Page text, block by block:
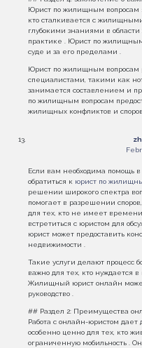
Юрист по жилищным вопросам
кто сталкивается с
глубокими знаниями в
практике . Юрист по жилищным
суде и за его пределами .
Юрист по жилищным вопросам
специалистами, такими как
занимается составлением и
по жилищным вопросам
жилищных конфликтов и
Если вам необходима помощь
обратиться к юрист по
решении широкого спектра
помогает в разрешении
для тех, кто не имеет
встретиться с юристом для
юрист может предоставить
недвижимости .
Такие услуги делают процесс
важно для тех, кто нуждается
Жилищный юрист онлайн
руководство .
## Раздел 2: Преимущества
Работа с онлайн-юристом дает
особенно ценно для тех, кто
ограниченную мобильность .